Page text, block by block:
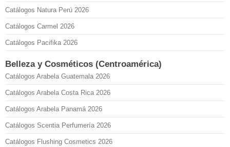
Catálogos Natura Perú 2026
Catálogos Carmel 2026
Catálogos Pacifika 2026
Belleza y Cosméticos (Centroamérica)
Catálogos Arabela Guatemala 2026
Catálogos Arabela Costa Rica 2026
Catálogos Arabela Panamá 2026
Catálogos Scentia Perfumería 2026
Catálogos Flushing Cosmetics 2026